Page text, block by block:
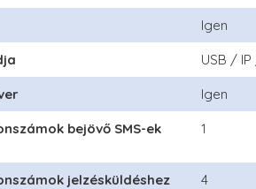
Igen
USB /
Igen
bejövő SMS-ek
1
jelzésküldéshez 4